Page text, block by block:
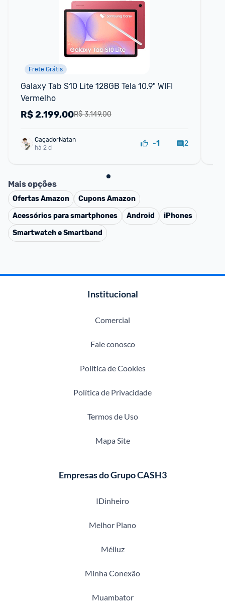
Frete Grátis
Galaxy Tab S10 Lite 128GB Tela 10.9" WIFI
Vermelho
R$ 3.149,00
R$2.199,00
CaçadorNatan
há 2 d
-1 2
Mais opções
OfertasAmazon CuponsAmazon
Acessórios para smartphones
Android
iPhones
Smartwatch e Smartband
Institucional
Comercial
Fale conosco
Política de Cookies
Política de Privacidade
Termos de Uso
Mapa Site
Empresas do Grupo CASH3
IDinheiro
Melhor Plano
Méliuz
Minha Conexão
Muambator